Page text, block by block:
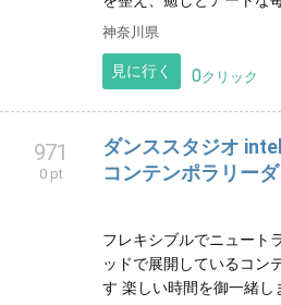
花っていいな、和文化っ
を整え、癒しとアートな
神奈川県
見に行く 0 クリック
ダンススタジオ
コンテンポラリーダ